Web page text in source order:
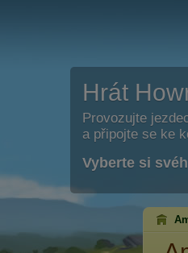
Hrát
Provozujte
a připojte se ke
Vyberte si